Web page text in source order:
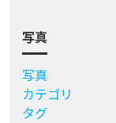
写真
写真
カテゴリ
タグ